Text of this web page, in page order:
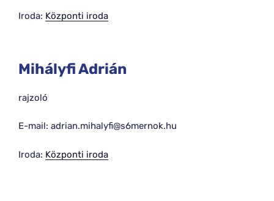
Iroda: Központi iroda
Mihályfi Adrián
rajzoló
E-mail: adrian.mihalyfi@s6mernok.hu
Iroda: Központi iroda